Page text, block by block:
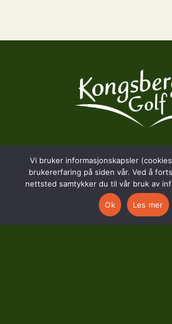
BESØKSADRESSE
Hostvedtveien 130
3618 Skollenborg
Vi bruker informasjonskapsler
brukererfaring på siden vår. Ved å
nettsted samtykker du til vår bruk av
Ok Les mer